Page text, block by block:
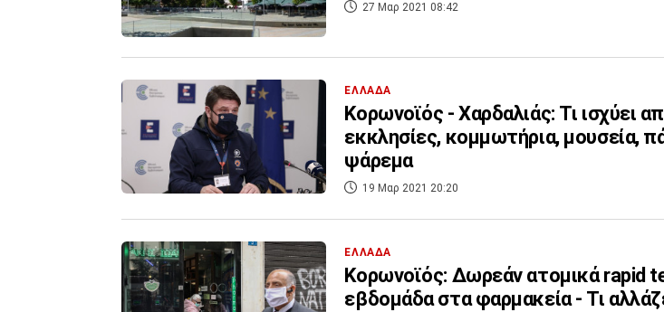
27 Μαρ 2021 08:42
ΕΛΛΑΔΑ
Κορωνοϊός - Χαρδαλιάς: Τι ισχύει
εκκλησίες, κομμωτήρια, μουσεία,
ψάρεμα
19 Μαρ 2021 20:20
ΕΛΛΑΔΑ
Κορωνοϊός: Δωρεάν ατομικά rapid
εβδομάδα στα φαρμακεία - Τι